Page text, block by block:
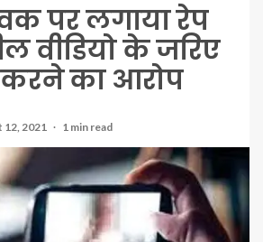
पर लगाया रेप
वीडियो के जरिए
का आरोप
2021 1 min read